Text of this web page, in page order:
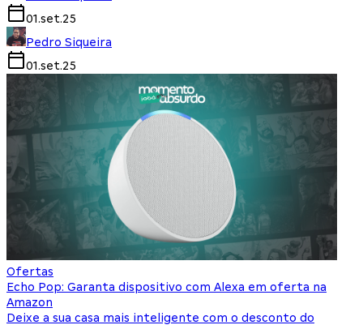
01.set.25
Pedro Siqueira
01.set.25
Ofertas
Echo Pop: Garanta dispositivo com Alexa em oferta na
Amazon
Deixe a sua casa mais inteligente com o desconto do